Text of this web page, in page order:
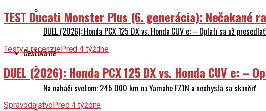
DUEL (2026): Honda PCX 125 DX vs. Honda CUV e: – Oplatí sa už
Cestovanie
Na naháči svetom: 245 000 km na Yamahe FZ1N a nechystá sa skončiť
TEST Ducati Monster Plus (6. generácia): Nečakané
Testy a recenziePred 4 týždne
DUEL (2026): Honda PCX 125 DX vs. Honda CUV e:
SpravodajstvoPred 4 týždne